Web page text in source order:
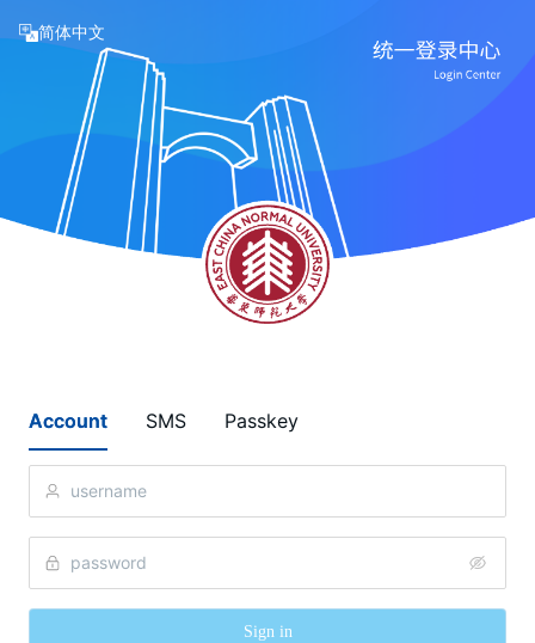
简体中文
Account SMS Passkey
Sign in